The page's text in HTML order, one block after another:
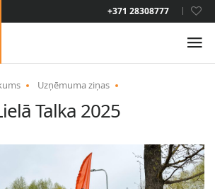
+371 28308777
LAT
Uzņēmuma ziņas
Talka 2025